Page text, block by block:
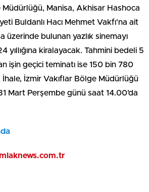
Müdürlüğü, Manisa, Akhisar Hashoca
Buldanlı Hacı Mehmet Vakfı'na ait
üzerinde bulunan yazlık sinemayı
24 yıllığına kiralayacak. Tahmini bedeli 5
işin geçici teminatı ise 150 bin 780
İzmir Vakıflar Bölge Müdürlüğü
Mart Perşembe günü saat 14.00’da